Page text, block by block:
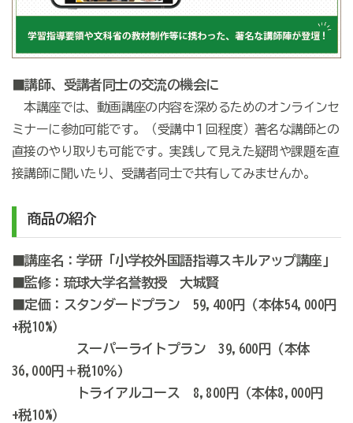
■講師、受講者同士の交流の機会に
本講座では、動画講座の内容を深めるためのオンラインセ
ミナーに参加可能です。（受講中１回程度）著名な講師との
直接のやり取りも可能です。実践して見えた疑問や課題を直
接講師に聞いたり、受講者同士で共有してみませんか。
商品の紹介
■講座名：学研「小学校外国語指導スキルアップ講座」
■監修：琉球大学名誉教授 大城賢
■定価：スタンダードプラン 59,400円（本体54,000円
+税10%）
スーパーライトプラン 39,600円（本体
36,000円＋税10％)
トライアルコース 8,800円（本体8,000円
+税10%）